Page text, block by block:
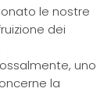
le nostre
dei
uno
la